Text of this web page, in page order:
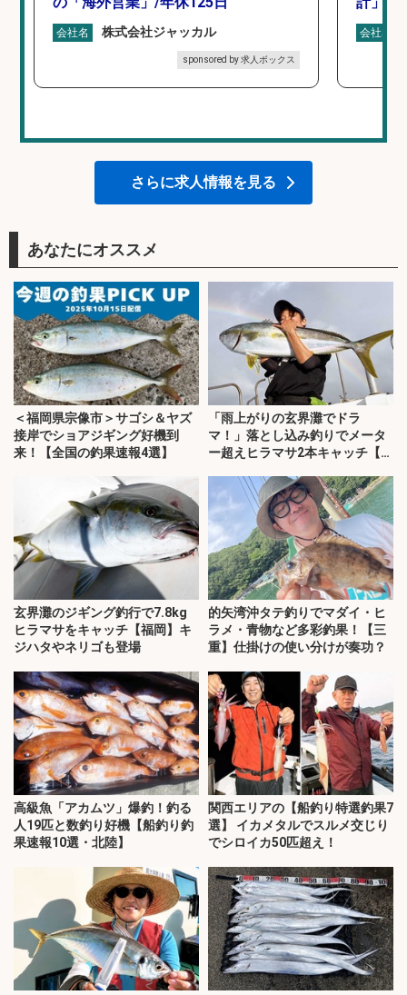
会社名 株式会社ジャッカル
sponsored by 求人ボックス
会社名
さらに求人情報を見る
あなたにオススメ
＜福岡県宗像市＞サゴシ＆ヤズ
接岸でショアジギング好機到
来！【全国の釣果速報4選】
「雨上がりの玄界灘でドラ
マ！」落とし込み釣りでメータ
ー超えヒラマサ2本キャッチ【福
玄界灘のジギング釣行で7.8kg
ヒラマサをキャッチ【福岡】キ
ジハタやネリゴも登場
的矢湾沖タテ釣りでマダイ・ヒ
ラメ・青物など多彩釣果！【三
重】仕掛けの使い分けが奏功？
高級魚「アカムツ」爆釣！釣る
人19匹と数釣り好機【船釣り釣
果速報10選・北陸】
関西エリアの【船釣り特選釣果7
選】 イカメタルでスルメ交じり
でシロイカ50匹超え！